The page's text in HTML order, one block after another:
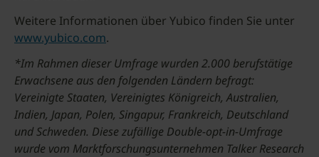
Weitere Informationen über Yubico finden Sie unter
www.yubico.com.
*Im Rahmen dieser Umfrage wurden 2.000 berufstätige
Erwachsene aus den folgenden Ländern befragt:
Vereinigte Staaten, Vereinigtes Königreich, Australien,
Indien, Japan, Polen, Singapur, Frankreich, Deutschland
und Schweden. Diese zufällige Double-opt-in-Umfrage
wurde vom Marktforschungsunternehmen Talker Research